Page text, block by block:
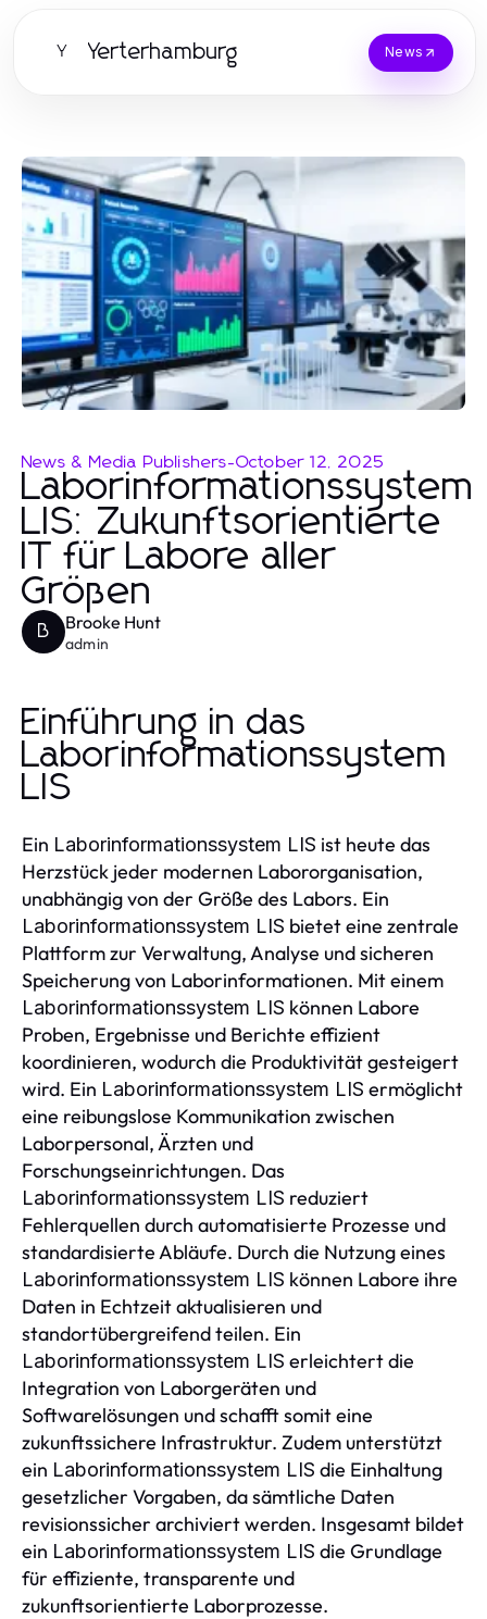
Y Yerterhamburg News
News & Media Publishers-October 12, 2025
Laborinformationssystem
LIS: Zukunftsorientierte
IT für Labore aller
Größen
B Brooke Hunt
admin
Einführung in das
Laborinformationssystem
LIS
Ein Laborinformationssystem LIS ist heute das
Herzstück jeder modernen Labororganisation,
unabhängig von der Größe des Labors. Ein
Laborinformationssystem LIS bietet eine zentrale
Plattform zur Verwaltung, Analyse und sicheren
Speicherung von Laborinformationen. Mit einem
Laborinformationssystem LIS können Labore
Proben, Ergebnisse und Berichte effizient
koordinieren, wodurch die Produktivität gesteigert
wird. Ein Laborinformationssystem LIS ermöglicht
eine reibungslose Kommunikation zwischen
Laborpersonal, Ärzten und
Forschungseinrichtungen. Das
Laborinformationssystem LIS reduziert
Fehlerquellen durch automatisierte Prozesse und
standardisierte Abläufe. Durch die Nutzung eines
Laborinformationssystem LIS können Labore ihre
Daten in Echtzeit aktualisieren und
standortübergreifend teilen. Ein
Laborinformationssystem LIS erleichtert die
Integration von Laborgeräten und
Softwarelösungen und schafft somit eine
zukunftssichere Infrastruktur. Zudem unterstützt
ein Laborinformationssystem LIS die Einhaltung
gesetzlicher Vorgaben, da sämtliche Daten
revisionssicher archiviert werden. Insgesamt bildet
ein Laborinformationssystem LIS die Grundlage
für effiziente, transparente und
zukunftsorientierte Laborprozesse.